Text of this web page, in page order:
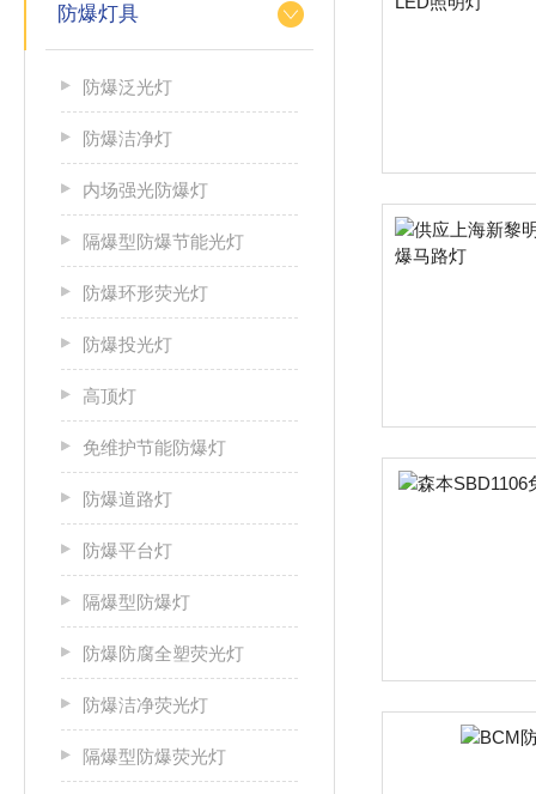
防爆灯具
防爆泛光灯
防爆洁净灯
内场强光防爆灯
隔爆型防爆节能光灯
防爆环形荧光灯
防爆投光灯
高顶灯
免维护节能防爆灯
防爆道路灯
防爆平台灯
隔爆型防爆灯
防爆防腐全塑荧光灯
防爆洁净荧光灯
隔爆型防爆荧光灯